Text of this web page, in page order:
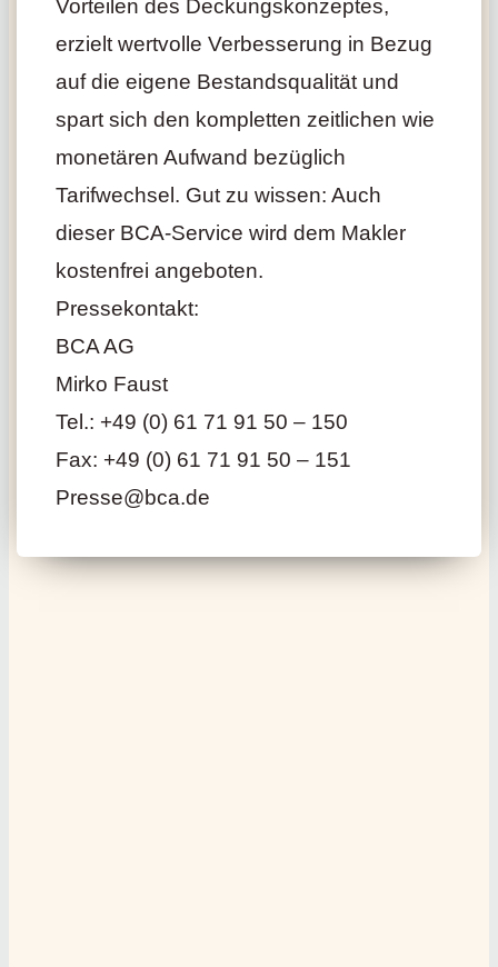
Vorteilen des Deckungskonzeptes,
erzielt wertvolle Verbesserung in Bezug
auf die eigene Bestandsqualität und
spart sich den kompletten zeitlichen wie
monetären Aufwand bezüglich
Tarifwechsel. Gut zu wissen: Auch
dieser BCA-Service wird dem Makler
kostenfrei angeboten.
Pressekontakt:
BCA AG
Mirko Faust
Tel.: +49 (0) 61 71 91 50 – 150
Fax: +49 (0) 61 71 91 50 – 151
Presse@bca.de